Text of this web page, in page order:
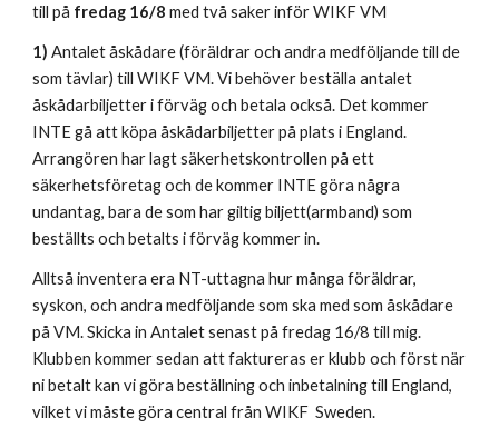
till på fredag 16/8 med två saker inför WIKF VM
1) Antalet åskådare (föräldrar och andra medföljande till de
som tävlar) till WIKF VM. Vi behöver beställa antalet
åskådarbiljetter i förväg och betala också. Det kommer
INTE gå att köpa åskådarbiljetter på plats i England.
Arrangören har lagt säkerhetskontrollen på ett
säkerhetsföretag och de kommer INTE göra några
undantag, bara de som har giltig biljett(armband) som
beställts och betalts i förväg kommer in.
Alltså inventera era NT-uttagna hur många föräldrar,
syskon, och andra medföljande som ska med som åskådare
på VM. Skicka in Antalet senast på fredag 16/8 till mig.
Klubben kommer sedan att faktureras er klubb och först när
ni betalt kan vi göra beställning och inbetalning till England,
vilket vi måste göra central från WIKF Sweden.